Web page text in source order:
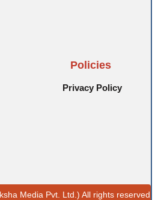
Policies
Privacy Policy
Media Pvt. Ltd.) All rights reserved